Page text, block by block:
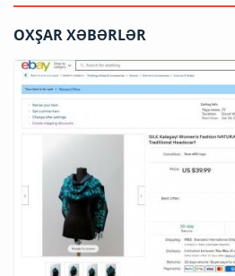
OXŞAR XƏBƏRLƏR